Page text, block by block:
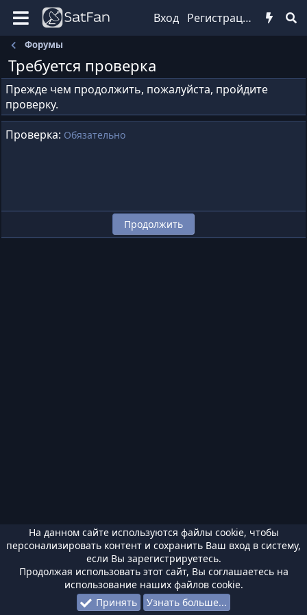
Вход Регистрация
Форумы
Требуется проверка
Прежде чем продолжить, пожалуйста, пройдите
проверку.
Проверка Обязательно
Продолжить
На данном сайте используются файлы cookie, чтобы
персонализировать контент и сохранить Ваш вход в систему,
если Вы зарегистрируетесь.
Продолжая использовать этот сайт, Вы соглашаетесь на
использование наших файлов cookie.
Принять
Узнать больше...